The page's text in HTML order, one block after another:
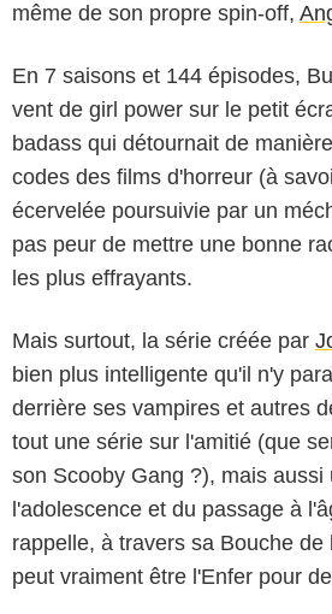
même de son propre spin-off,
En 7 saisons et 144 épisodes,
vent de girl power sur le petit
badass qui détournait de
codes des films d'horreur (à
écervelée poursuivie par un
pas peur de mettre une bonne
les plus effrayants.
Mais surtout, la série créée par
bien plus intelligente qu'il n'y
derrière ses vampires et autres
tout une série sur l'amitié (que
son Scooby Gang ?), mais aussi
l'adolescence et du passage à
rappelle, à travers sa Bouche de
peut vraiment être l'Enfer pour